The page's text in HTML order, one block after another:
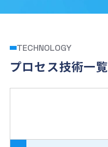
TECHNOLOGY
プロセス技術一覧